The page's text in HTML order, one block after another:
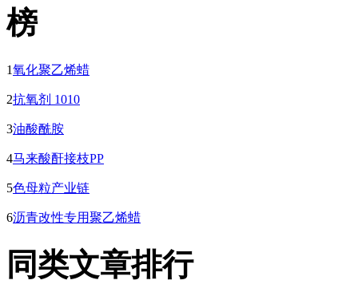
1氧化聚乙烯蜡
2抗氧剂 1010
3油酸酰胺
4马来酸酐接枝PP
5色母粒产业链
6沥青改性专用聚乙烯蜡
同类文章排行